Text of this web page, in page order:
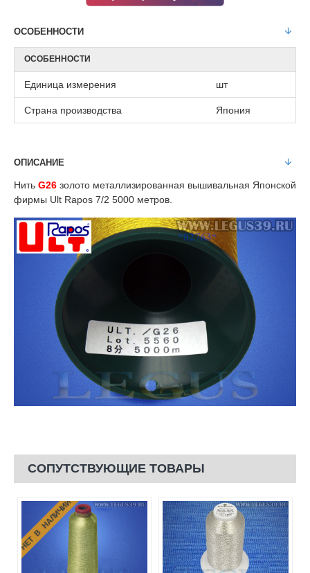
ОСОБЕННОСТИ
ОСОБЕННОСТИ
Единица измерения шт
Страна производства Япония
ОПИСАНИЕ
Нить G26 золото металлизированная вышивальная Японской
фирмы Ult Rapos 7/2 5000 метров.
СОПУТСТВУЮЩИЕ ТОВАРЫ
НЕТ В НАЛИЧИИ